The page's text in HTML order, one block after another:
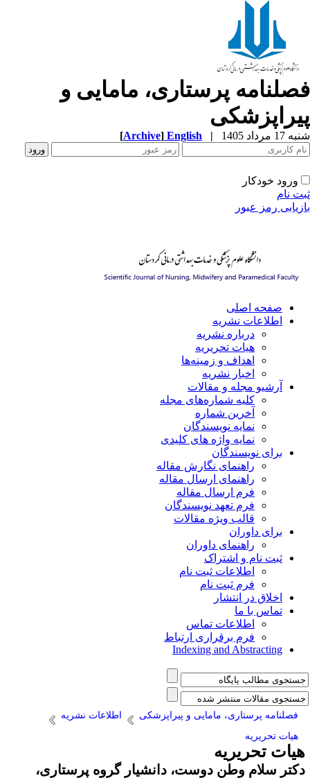
پرستاری، مامایی و
مرداد 1405 |
English
[Archive]
ورود خودکار
نام
رمز عبور
صفحه اصلی
اطلاعات نشریه
درباره نشریه
هیات تحریریه
اهداف و زمینه‌ها
اخبار نشریه
آرشیو مجله و مقالات
کلیه شماره‌های مجله
آخرین شماره
نمایه نویسندگان
نمایه واژه های کلیدی
برای نویسندگان
راهنمای نگارش مقاله
راهنمای ارسال مقاله
فرم ارسال مقاله
فرم تعهد نویسندگان
قالب ویژه مقالات
برای داوران
راهنمای داوران
ثبت نام و اشتراک
اطلاعات ثبت نام
فرم ثبت نام
اخلاق در انتشار
تماس با ما
اطلاعات تماس
فرم برقراری ارتباط
Indexing and Abstracting
فصلنامه پرستاری، مامایی و پیراپزشکی
اطلاعات نشریه
هیات تحریریه
تحریریه
سلام وطن دوست، دانشیار گروه پرستاری،